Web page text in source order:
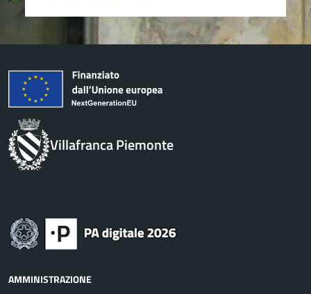
Villafranca Piemonte
AMMINISTRAZIONE